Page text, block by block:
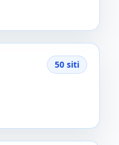
50 siti